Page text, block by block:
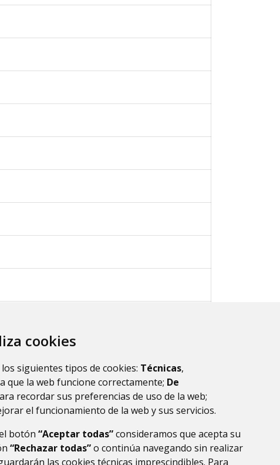
cookies
siguientes tipos de cookies: Técnicas,
que la web funcione correctamente; De
recordar sus preferencias de uso de la web;
el funcionamiento de la web y sus servicios.
botón “Aceptar todas”consideramos que acepta su
“Rechazar todas”o continúa navegando sin realizar
las cookies técnicas imprescindibles. Para
1